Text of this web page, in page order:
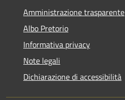
Amministrazione trasparente
Albo Pretorio
Informativa privacy
Note legali
Dichiarazione di accessibilità